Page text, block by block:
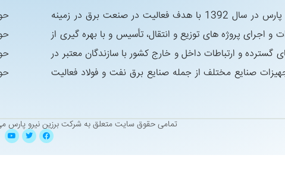
شركت برزین نیرو پارس در سال 1392 با هدف فعالیت در صنعت برق در زمینه
و اجرای پروژه های توزیع و انتقال، تأسیس و با بهره گیری از
گسترده و ارتباطات داخل و خارج كشور با سازندگان معتبر در
صنایع مختلف از جمله صنایع برق نفت و فولاد فعالیت
تمامی حقوق سایت متعلق به شرکت برزین نیرو پارس